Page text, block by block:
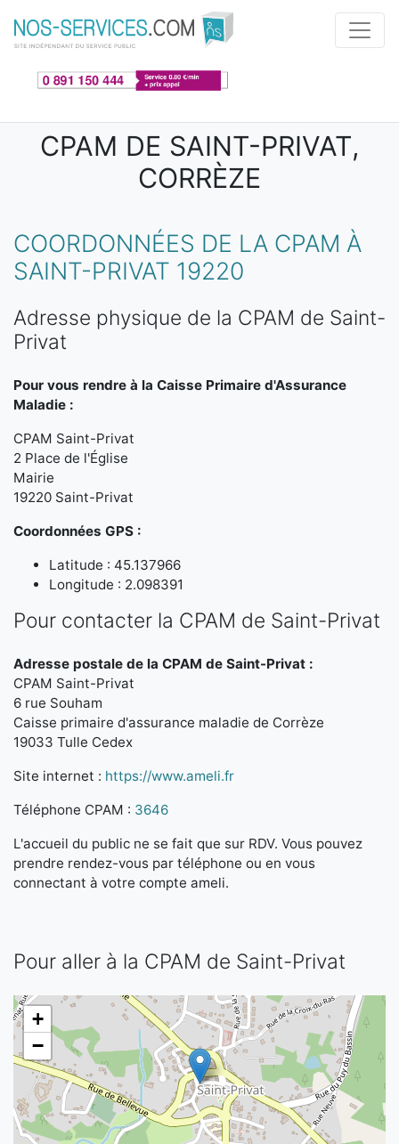
Aller au contenu principal
CPAM DE SAINT-PRIVAT,
CORRÈZE
COORDONNÉES DE LA CPAM À
SAINT-PRIVAT 19220
Adresse physique de la CPAM de Saint-
Privat
Pour vous rendre à la Caisse Primaire d'Assurance
Maladie :
CPAM Saint-Privat
2 Place de l'Église
Mairie
19220 Saint-Privat
Coordonnées GPS :
Latitude : 45.137966
Longitude : 2.098391
Pour contacter la CPAM de Saint-Privat
Adresse postale de la CPAM de Saint-Privat :
CPAM Saint-Privat
6 rue Souham
Caisse primaire d'assurance maladie de Corrèze
19033 Tulle Cedex
Site internet : https://www.ameli.fr
Téléphone CPAM : 3646
L'accueil du public ne se fait que sur RDV. Vous pouvez
prendre rendez-vous par téléphone ou en vous
connectant à votre compte ameli.
Pour aller à la CPAM de Saint-Privat
+
−